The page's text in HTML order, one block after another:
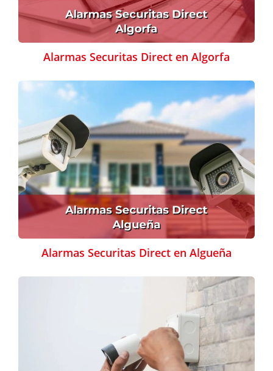
Alarmas Securitas Direct en Algorfa
Alarmas Securitas Direct en Algueña